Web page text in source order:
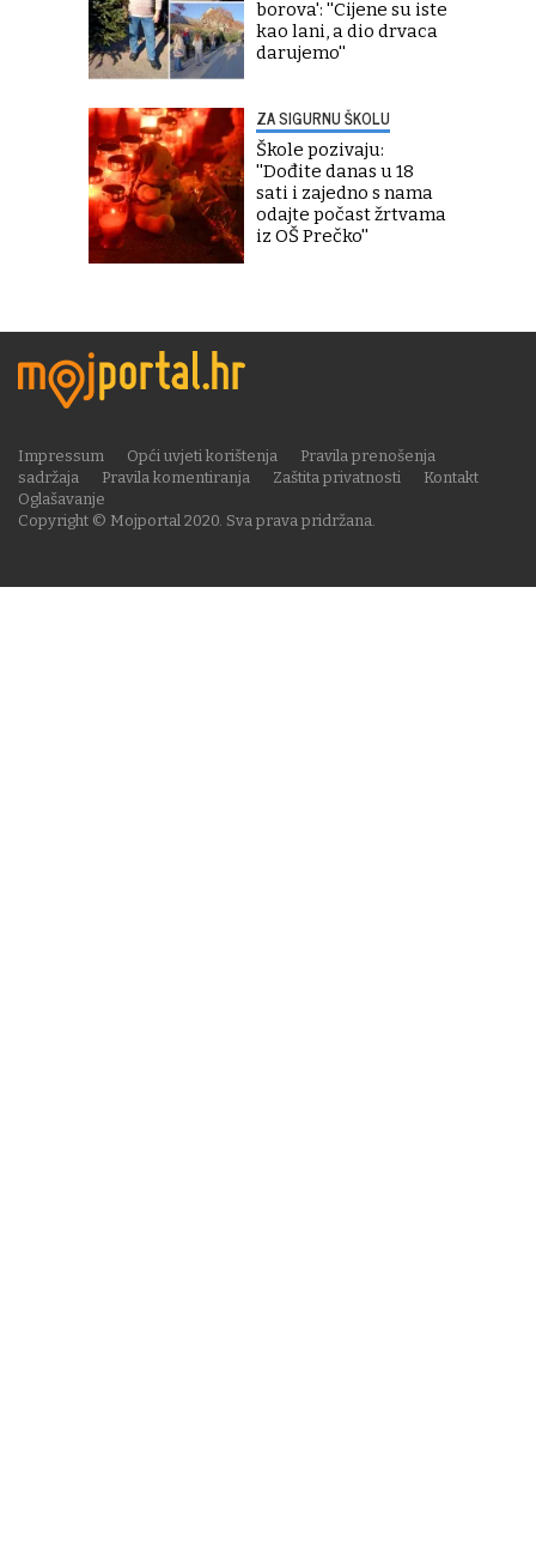
borova': ''Cijene su iste
kao lani, a dio drvaca
darujemo''
ZA SIGURNU ŠKOLU
Škole pozivaju:
''Dođite danas u 18
sati i zajedno s nama
odajte počast žrtvama
iz OŠ Prečko''
Copyright © Mojportal 2020. Sva prava pridržana.
Impressum Opći uvjeti korištenja
Pravila prenošenja
sadržaja
Pravila komentiranja Zaštita privatnosti
Kontakt
Oglašavanje